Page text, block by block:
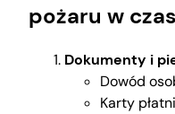
pożaru w
Dokumenty i
Dowód
Karty